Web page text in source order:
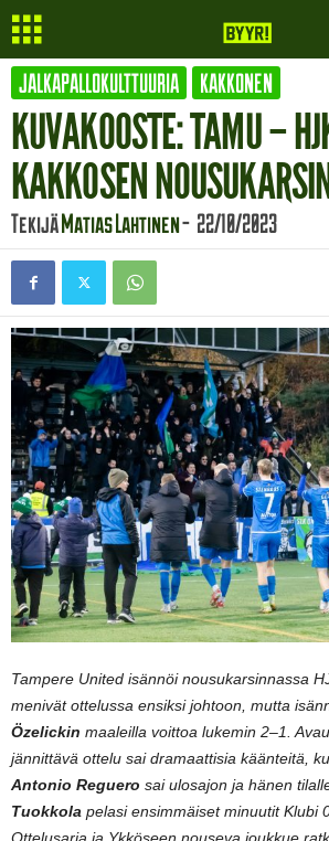
JALKAPALLOKULTTUURIA KAKKONEN
KUVAKOOSTE: TAMU –
KAKKOSEN
TekijäMatias Lahtinen- 22/10/2023
Tampere United isännöi nousukarsinnassa
menivät ottelussa ensiksi johtoon, mutta
Özelickin maaleilla voittoa lukemin 2–1.
jännittävä ottelu sai dramaattisia käänteitä,
Antonio Reguero sai ulosajon ja hänen
Tuokkola pelasi ensimmäiset minuutit Klubi